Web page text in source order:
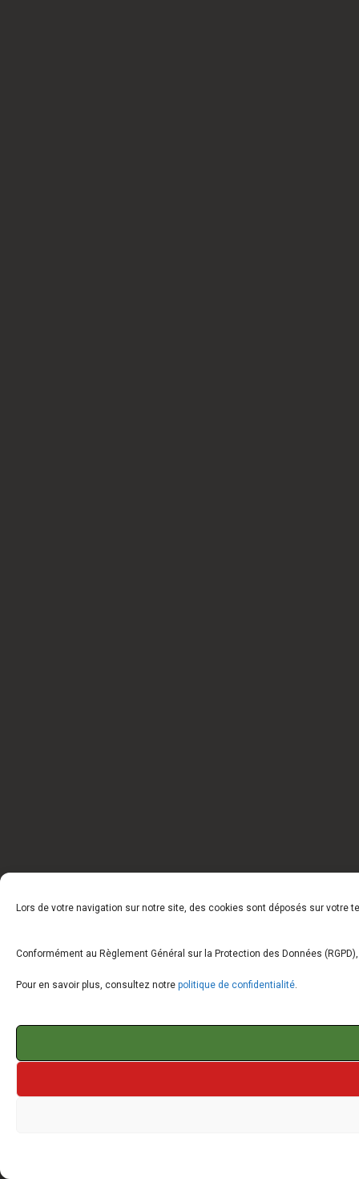
Lors de votre navigation sur notre site, des cookies sont déposés sur votre
Conformément au Règlement Général sur la Protection des Données
Pour en savoir plus, consultez notre politique de confidentialité.